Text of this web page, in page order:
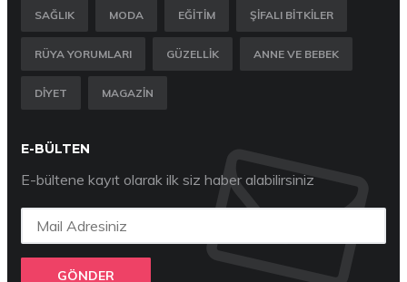
SAĞLIK MODA EĞITIM ŞIFALI BITKILER
RÜYA YORUMLARI GÜZELLIK ANNE VE BEBEK
DIYET MAGAZIN
E-BÜLTEN
E-bültene kayıt olarak ilk siz haber alabilirsiniz
GÖNDER